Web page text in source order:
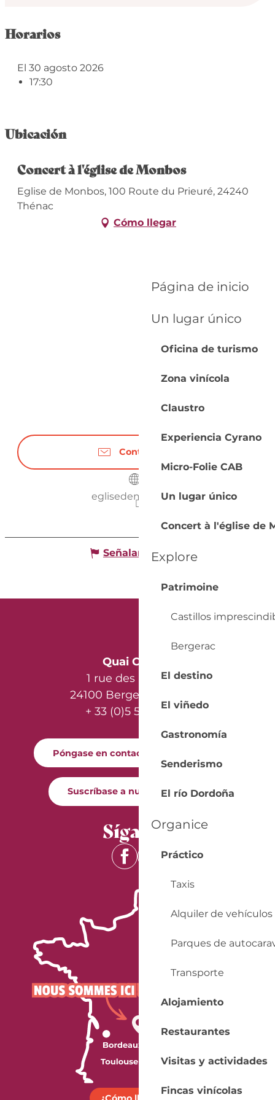
Página de inicio
Un lugar único
Oficina de turismo
Zona vinícola
Claustro
Experiencia Cyrano
Micro-Folie CAB
Un lugar único
Concert à l'église de
Explore
Patrimoine
Castillos
Bergerac
El destino
El viñedo
Gastronomía
Senderismo
El río Dordoña
Organice
Práctico
Taxis
Alquiler de vehículos
Parques de
Transporte
Alojamiento
Restaurantes
Visitas y actividades
Fincas vinícolas
Horarios
El 30 agosto 2026
17:30
Ubicación
Concert à l'église de Monbos
Eglise de Monbos, 100 Route du Prieuré, 24240
Thénac
Cómo llegar
Contáctenos
eglisedemonbos.fr
Señalar un error
Quai Cyrano
1 rue des Récollets
24100 Bergerac - France
+ 33 (0)5 53 57 03 11
Póngase en contacto con nosotros
Suscríbase a nuestro boletín
Síganos